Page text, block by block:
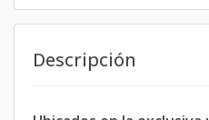
Descripción